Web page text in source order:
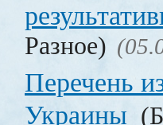
Разное)
Перечень
Украины